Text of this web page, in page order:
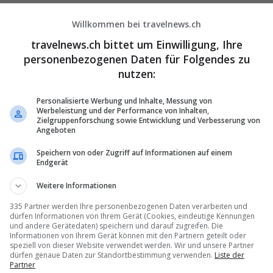
PNR-Nummer bereithalten
es sich um Flüge in den nächsten 24 Stunden handelt, sollen sich
melden, empfiehlt Gino de Silva. Bei Fällen, die weiter in der
– «diese versuchen wir innerhalb von 48 Stunden zu
Empfehlung lautet: bei Anruf alle Infos und die PNR-Nummer
sich Agenten auf dem eXperts-Portal oder über den regelmässig
über allfällige Neuerungen und Änderungen informieren.
Stefan Bürgi, den informativen Teil basierend auf den im letzten
«Mit informativen Formaten möchten wir den Reisebüros
sowie Tipps und Tricks im täglichen Umgang teilen. Wir
in der Zusammenarbeit mit den Reisebüros und evaluieren
– Sommer-Special»
Willkommen bei travelnews.ch
travelnews.ch bittet um Einwilligung, Ihre
personenbezogenen Daten für Folgendes zu
nutzen:
Personalisierte Werbung und Inhalte, Messung von
Werbeleistung und der Performance von Inhalten,
Zielgruppenforschung sowie Entwicklung und Verbesserung von
Angeboten
Speichern von oder Zugriff auf Informationen auf einem
Endgerät
Weitere Informationen
335 Partner werden Ihre personenbezogenen Daten verarbeiten und
dürfen Informationen von Ihrem Gerät (Cookies, eindeutige Kennungen
und andere Gerätedaten) speichern und darauf zugreifen. Die
Informationen von Ihrem Gerät können mit den Partnern geteilt oder
speziell von dieser Website verwendet werden. Wir und unsere Partner
dürfen genaue Daten zur Standortbestimmung verwenden. Liste der
Partner